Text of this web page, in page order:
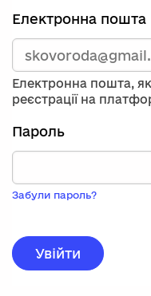
Зареєструйтесь,
використавши
електронну
адресу
та
пароль.
Якщо
вас
немає
запису,
натисніть
реєстрації.
Електронна пошта
Електронна пошта,
реєстрації на
Пароль
Забули пароль?
Увійти